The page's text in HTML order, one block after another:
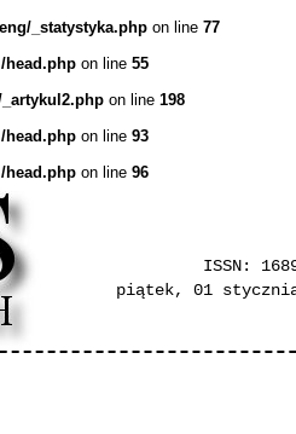
_statystyka.phpon line 77
on line 55
on line 198
on line 93
on line 96
ISSN:
piątek, 01